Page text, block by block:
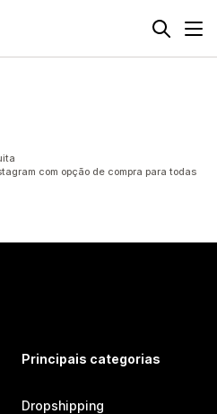
com opção de compra para todas
Principais categorias
Dropshipping